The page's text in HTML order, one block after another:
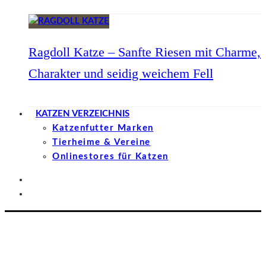
Ragdoll Katze – Sanfte Riesen mit Charme,
Charakter und seidig weichem Fell
KATZEN VERZEICHNIS
Katzenfutter Marken
Tierheime & Vereine
Onlinestores für Katzen